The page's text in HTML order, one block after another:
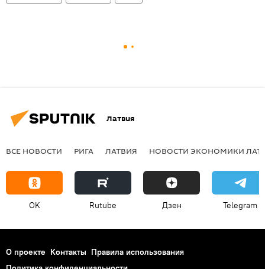
Латвия
ВСЕ НОВОСТИ РИГА ЛАТВИЯ НОВОСТИ ЭКОНОМИКИ
OK Rutube Дзен Telegram
О проекте Контакты Правила использования